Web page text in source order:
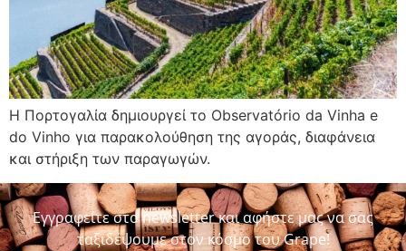
Η Πορτογαλία δημιουργεί το Observatório da Vinha e
do Vinho για παρακολούθηση της αγοράς, διαφάνεια
και στήριξη των παραγωγών.
Εγγραφείτε στο newsletter και αφήστε μας να σας
ταξιδέψουμε στον κόσμο του Grape!